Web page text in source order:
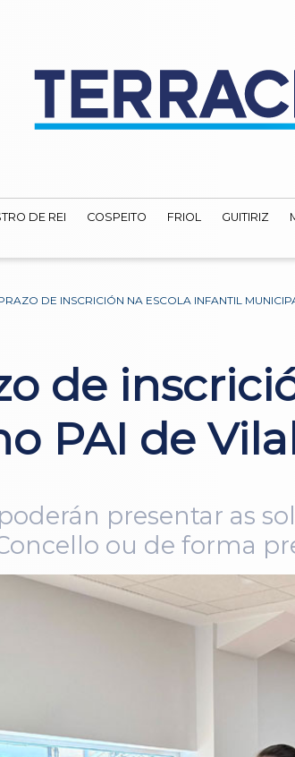
DE REI COSPEITO FRIOL GUITIRIZ
DE INSCRICIÓN NA ESCOLA INFANTIL
de
PAI de
presentar as
ou de forma